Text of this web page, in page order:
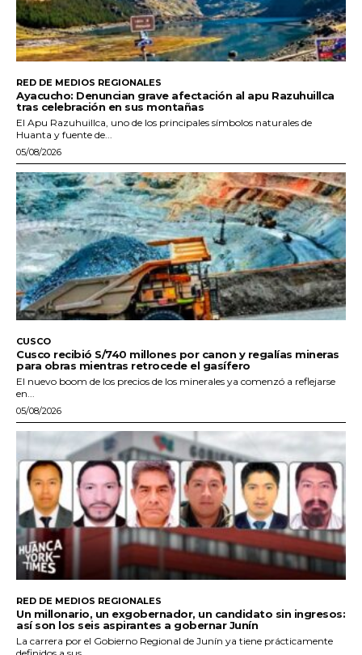
RED DE MEDIOS REGIONALES
Ayacucho: Denuncian grave afectación al apu Razuhuillca
tras celebración en sus montañas
El Apu Razuhuillca, uno de los principales símbolos naturales de
Huanta y fuente de...
05/08/2026
CUSCO
Cusco recibió S/740 millones por canon y regalías mineras
para obras mientras retrocede el gasífero
El nuevo boom de los precios de los minerales ya comenzó a reflejarse
en...
05/08/2026
RED DE MEDIOS REGIONALES
Un millonario, un exgobernador, un candidato sin ingresos:
así son los seis aspirantes a gobernar Junín
La carrera por el Gobierno Regional de Junín ya tiene prácticamente